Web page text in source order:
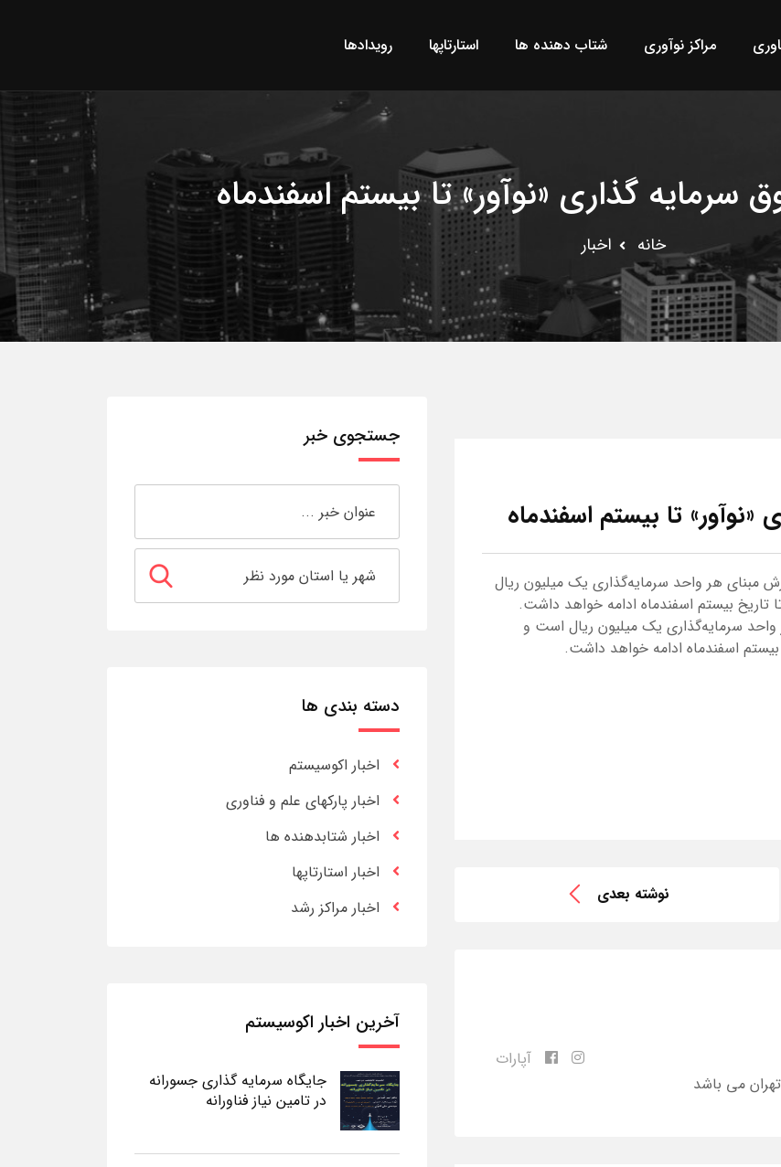
مراکز نوآوری شتاب دهنده ها استارتاپها رویدادها
سرمایه گذاری «نوآور» تا بیستم اسفندماه
خانه اخبار
تا بیستم اسفندماه
۵۰۰ میلیارد ریال و ارزش مبنای هر واحد سرمایه‌گذاری یک میلیون ریال
این صندوق به مدت ۱۰ روز کاری تا تاریخ بیستم اسفندماه ادامه خواهد داشت.
مبنای هر واحد سرمایه‌گذاری یک میلیون ریال است و
نوشته بعدی
می باشد
آپارات
جستجوی خبر
دسته بندی ها
اخبار اکوسیستم
اخبار پارکهای علم و فناوری
اخبار شتابدهنده ها
اخبار استارتاپها
اخبار مراکز رشد
آخرین اخبار اکوسیستم
جایگاه سرمایه گذاری جسورانه
در تامین نیاز فناورانه